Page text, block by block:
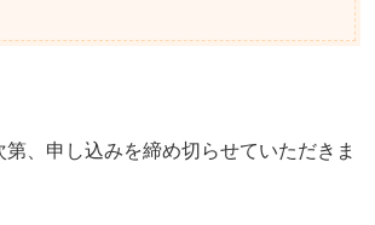
、申し込みを締め切らせていただきま